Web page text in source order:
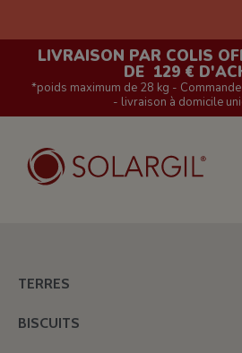
LIVRAISON PAR COLIS
DE 129 €
*poids maximum de 28 kg -
- livraison à domicile
TERRES
BISCUITS